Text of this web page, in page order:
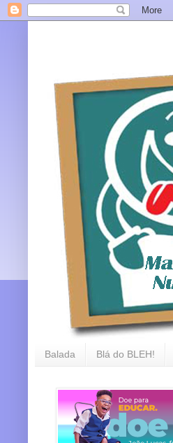
Balada Blá do BLEH!